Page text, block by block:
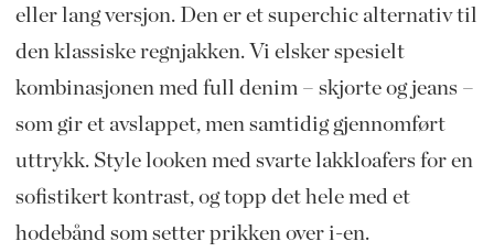
eller lang versjon. Den er et superchic alternativ til
den klassiske regnjakken. Vi elsker spesielt
kombinasjonen med full denim – skjorte og jeans –
som gir et avslappet, men samtidig gjennomført
uttrykk. Style looken med svarte lakkloafers for en
sofistikert kontrast, og topp det hele med et
hodebånd som setter prikken over i-en.